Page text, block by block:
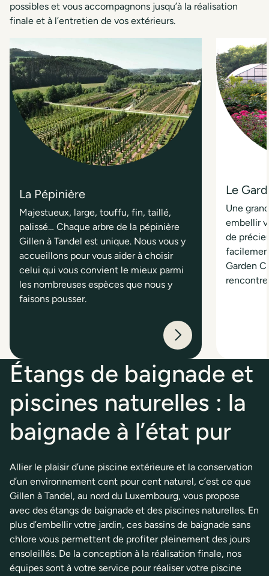
possibles et vous accompagnons jusqu’à la réalisation
finale et à l’entretien de vos extérieurs.
La Pépinière
Majestueux, large, touffu, fin, taillé,
palissé… Chaque arbre de la pépinière
Gillen à Tandel est unique. Nous vous y
accueillons pour vous aider à choisir
celui qui vous convient le mieux parmi
les nombreuses espèces que nous y
faisons pousser.
Le
Une
embellir
de
Garden
Étangs de baignade et
piscines naturelles : la
baignade à l’état pur
Allier le plaisir d’une piscine extérieure et la conservation
d’un environnement cent pour cent naturel, c’est ce que
Gillen à Tandel, au nord du Luxembourg, vous propose
avec des étangs de baignade et des piscines naturelles. En
plus d’embellir votre jardin, ces bassins de baignade sans
chlore vous permettent de profiter pleinement des jours
ensoleillés. De la conception à la réalisation finale, nos
équipes sont à votre service pour réaliser votre piscine